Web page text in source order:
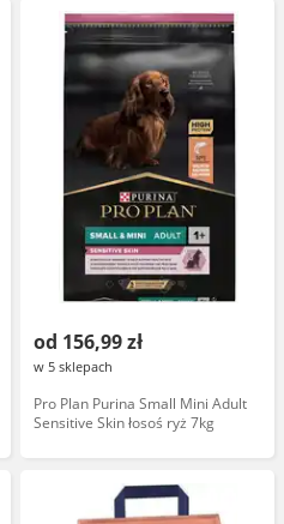
od 156,99 zł
w 5 sklepach
Pro Plan Purina Small Mini Adult
Sensitive Skin łosoś ryż 7kg